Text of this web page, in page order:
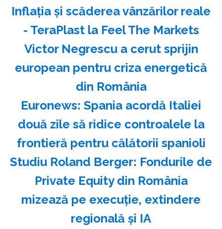
Inflația și scăderea vânzărilor reale
- TeraPlast la Feel The Markets
Victor Negrescu a cerut sprijin
european pentru criza energetică
din România
Euronews: Spania acordă Italiei
două zile să ridice controalele la
frontieră pentru călătorii spanioli
Studiu Roland Berger: Fondurile de
Private Equity din România
mizează pe execuţie, extindere
regională şi IA